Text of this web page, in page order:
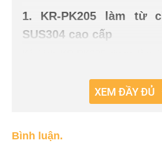
1. KR-PK205 làm từ
SUS304 cao cấp
kim của sắt chứa tối thiểu
Chất liệu cao cấp này có khả
tuyệt vời khi tiếp xúc với nhiều
hóa ở nhiệt độ dưới 870 độ
XEM ĐẦY ĐỦ
Bình luận.